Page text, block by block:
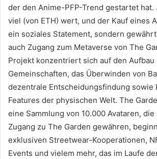
der den Anime-PFP-Trend gestartet hat.
viel (von ETH) wert, und der Kauf eines
ein soziales Statement, sondern
auch Zugang zum Metaverse von The
Projekt konzentriert sich auf den
Gemeinschaften, das Überwinden von
dezentrale Entscheidungsfindung sowie
Features der physischen Welt. The
eine Sammlung von 10.000 Avataren,
Zugang zu The Garden gewähren,
exklusiven Streetwear-Kooperationen,
Events und vielem mehr, das im Laufe